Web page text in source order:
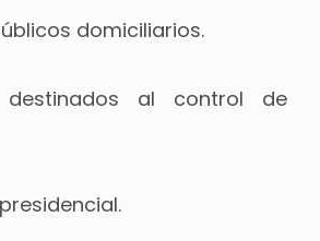
domiciliarios.
destinados al control de